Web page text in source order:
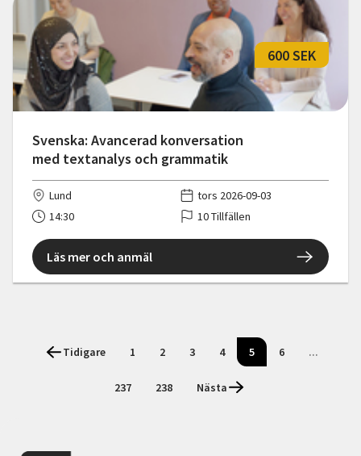
Svenska: Avancerad konversation
med textanalys och grammatik
600 SEK
Lund
tors 2026-09-03
14:30
10 Tillfällen
Läs mer och anmäl
Tidigare 1 2 3 4 5 6 ...
237 238 Nästa